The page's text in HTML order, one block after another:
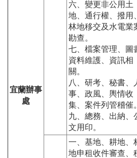
宜蘭辦事
處
六、變更非公用土
地、通行權、撥用、
林地移交及水電業
勘查。
七、檔案管理、圖
資料維護、資訊相
關。
八、研考、秘書、
事、政風、輿情收
集、案件列管稽催。
九、總務、出納、
文用印。
一、基地、耕地、
地申租收件審查、